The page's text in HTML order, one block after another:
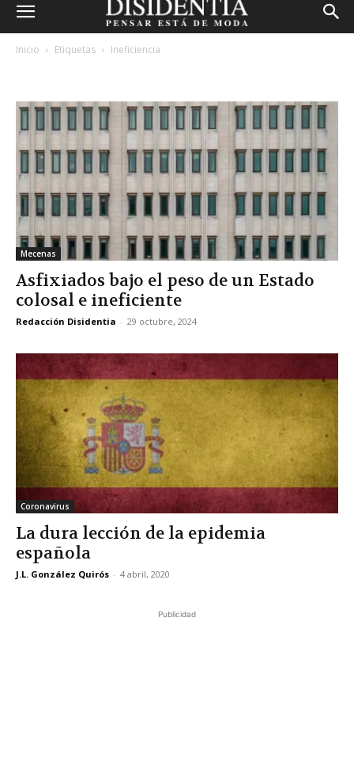
Inicio Etiquetas Ineficiencia
Mecenas
Asfixiados bajo el peso de un Estado
colosal e ineficiente
Redacción Disidentia - 29 octubre, 2024
Coronavirus
La dura lección de la epidemia
española
J.L. González Quirós - 4 abril, 2020
Publicidad